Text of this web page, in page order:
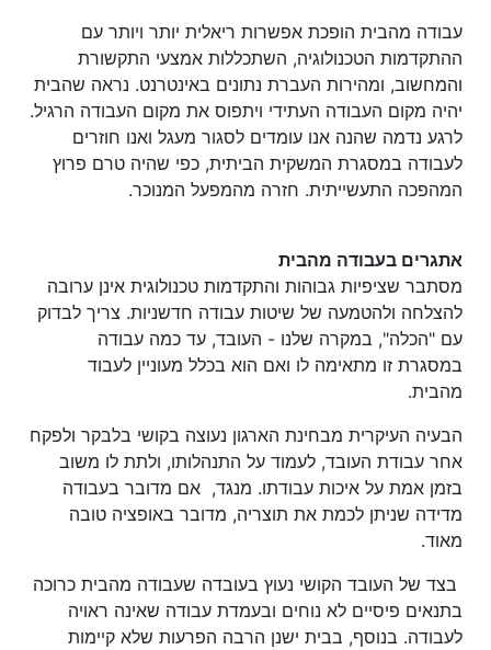
עבודה מהבית הופכת אפשרות ריאלית יותר ויותר עם
ההתקדמות הטכנולוגיה, השתכללות אמצעי התקשורת
והמחשוב, ומהירות העברת נתונים באינטרנט. נראה שהבית
יהיה מקום העבודה העתידי ויתפוס את מקום העבודה הרגיל.
לרגע נדמה שהנה אנו עומדים לסגור מעגל ואנו חוזרים
לעבודה במסגרת המשקית הביתית, כפי שהיה טרם פרוץ
המהפכה התעשייתית. חזרה מהמפעל המנוכר.
אתגרים בעבודה מהבית
מסתבר שציפיות גבוהות והתקדמות טכנולוגית אינן ערובה
להצלחה ולהטמעה של שיטות עבודה חדשניות. צריך לבדוק
עם "הכלה", במקרה שלנו - העובד, עד כמה עבודה
במסגרת זו מתאימה לו ואם הוא בכלל מעוניין לעבוד
מהבית.
הבעיה העיקרית מבחינת הארגון נעוצה בקושי בלבקר ולפקח
אחר עבודת העובד, לעמוד על התנהלותו, ולתת לו משוב
בזמן אמת על איכות עבודתו. מנגד, אם מדובר בעבודה
מדידה שניתן לכמת את תוצריה, מדובר באופציה טובה
מאוד.
בצד של העובד הקושי נעוץ בעובדה שעבודה מהבית כרוכה
בתנאים פיסיים לא נוחים ובעמדת עבודה שאינה ראויה
לעבודה. בנוסף, בבית ישנן הרבה הפרעות שלא קיימות